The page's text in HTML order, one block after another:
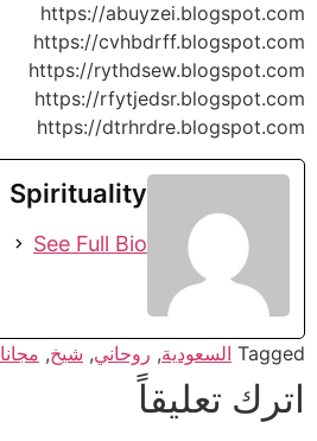
https://abuyzei.blogspot.com
https://cvhbdrff.blogspot.com
https://rythdsew.blogspot.com
https://rfytjedsr.blogspot.com
https://dtrhrdre.blogspot.com
Spirituality
See Full Bio
Tagged السعودية, روحاني, شيخ, مجانا
اترك تعليقاً